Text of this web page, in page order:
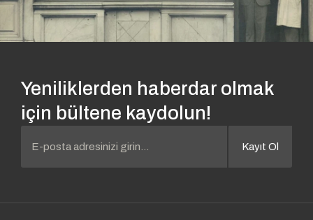
Yeniliklerden haberdar olmak
için bültene kaydolun!
Kayıt Ol